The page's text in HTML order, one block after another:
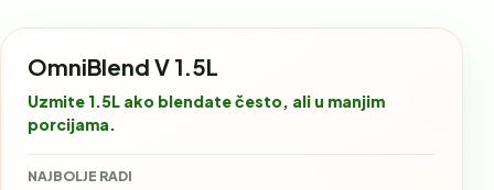
OmniBlend V 1.5L
Uzmite 1.5L ako blendate često, ali u manjim
porcijama.
NAJBOLJE RADI